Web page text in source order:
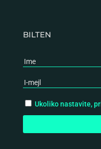
BILTEN
Ukoliko nastavite,